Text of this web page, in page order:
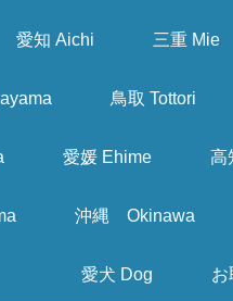
愛知 Aichi 三重 Mie
鳥取 Tottori
愛媛 Ehime 高
沖縄 Okinawa
愛犬 Dog お